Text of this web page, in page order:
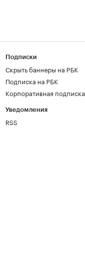
Подписки
Скрыть баннеры на РБК
Подписка на РБК
Корпоративная подписка
Уведомления
RSS